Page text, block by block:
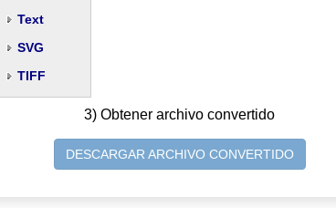
Text
SVG
TIFF
3) Obtener archivo convertido
DESCARGAR ARCHIVO CONVERTIDO